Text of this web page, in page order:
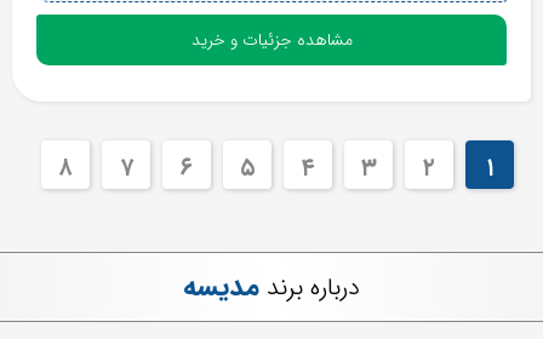
مشاهده جزئیات و خرید
١ ٢ ٣ ۴ ۵ ۶ ٧ ٨
درباره برند مدیسه